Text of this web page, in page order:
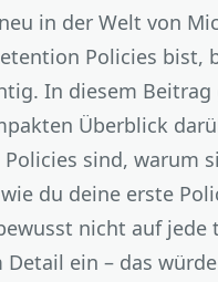
in der Welt von
Policies bist,
In diesem Beitrag
Überblick
sind, warum
du deine erste
nicht auf jede
ein – das